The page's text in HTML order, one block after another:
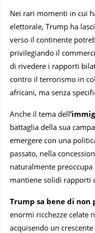
Nei rari momenti in cui
elettorale, Trump ha
verso il continente
privilegiando il
di rivedere i rapporti
contro il terrorismo in
africani, ma senza
Anche il tema dell
battaglia della sua
emergere con una
passato, nella
naturalmente preoccupa
mantiene solidi rapporti
Trump sa bene di non
enormi ricchezze celate
acquisendo un